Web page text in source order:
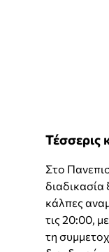
Τέσσερις
Στο
διαδικασία
κάλπες
τις 20:00,
τη